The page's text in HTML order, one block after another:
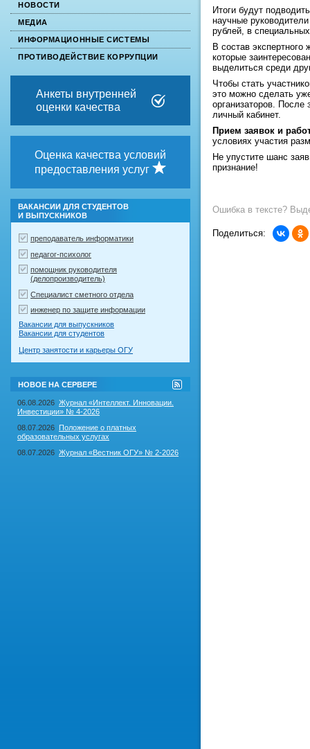
НОВОСТИ
МЕДИА
ИНФОРМАЦИОННЫЕ СИСТЕМЫ
ПРОТИВОДЕЙСТВИЕ КОРРУПЦИИ
Анкеты внутренней
оценки качества
Оценка качества условий
предоставления услуг
ВАКАНСИИ ДЛЯ СТУДЕНТОВ
И ВЫПУСКНИКОВ
преподаватель информатики
педагог-психолог
помощник руководителя
(делопроизводитель)
Специалист сметного отдела
инженер по защите информации
Вакансии для выпускников
Вакансии для студентов
Центр занятости и карьеры ОГУ
НОВОЕ НА СЕРВЕРЕ
RSS-
лента
на
06.08.2026 Журнал «Интеллект. Инновации.
Инвестиции» № 4-2026
08.07.2026 Положение о платных
образовательных услугах
08.07.2026 Журнал «Вестник ОГУ» № 2-2026
Итоги будут
научные
рублей, в
В состав
которые
выделиться среди
Чтобы стать
это можно сделать
организаторов.
личный кабинет.
Прием заявок и
условиях участия
Не упустите шанс
признание!
Ошибка в тексте?
Поделиться: